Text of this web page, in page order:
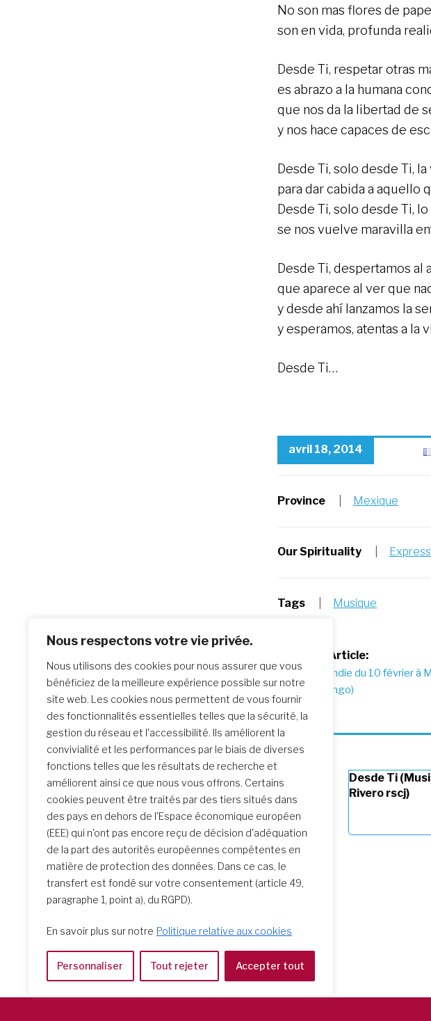
Nous respectons votre vie privée.
Nous utilisons des cookies pour nous assurer que vous
bénéficiez de la meilleure expérience possible sur notre
site web. Les cookies nous permettent de vous fournir
des fonctionnalités essentielles telles que la sécurité, la
gestion du réseau et l'accessibilité. Ils améliorent la
convivialité et les performances par le biais de diverses
fonctions telles que les résultats de recherche et
améliorent ainsi ce que nous vous offrons. Certains
cookies peuvent être traités par des tiers situés dans
des pays en dehors de l'Espace économique européen
(EEE) qui n'ont pas encore reçu de décision d'adéquation
de la part des autorités européennes compétentes en
matière de protection des données. Dans ce cas, le
transfert est fondé sur votre consentement (article 49,
paragraphe 1, point a), du RGPD).
En savoir plus sur notre Politique relative aux cookies
Personnaliser Tout rejeter Accepter tout
No son mas flores de
son en vida, profunda
Desde Ti, respetar otras
es abrazo a la humana
que nos da la libertad de
y nos hace capaces de
Desde Ti, solo desde Ti,
para dar cabida a aquello
Desde Ti, solo desde Ti,
se nos vuelve maravilla
Desde Ti, despertamos al
que aparece al ver que
y desde ahí lanzamos la
y esperamos, atentas a la
Desde Ti…
avril 18, 2014
Province Mexique
Our Spirituality
Tags Musique
Post
navigation
Previous Article:
Après l’incendie du 10 février à
Mboma (Congo)
Similar Posts
Elige La Vida – musique par
Cecilia Rivero Borrell rscj
Desde Ti
Rivero rscj)